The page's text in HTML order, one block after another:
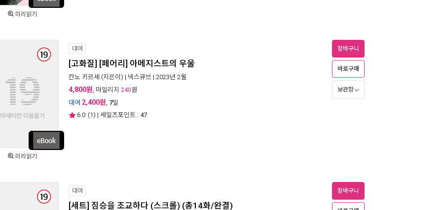
미리읽기
미리읽기
대여
[고화질] [페어리] 아메지스트의 우울
칸노 키르셰 (지은이) | 넥스큐브 | 2023년 2월
4,800원, 마일리지 240원
대여 2,400원, 7일
6.0 (1) | 세일즈포인트 : 47
장바구니
바로구매
보관함
대여
[세트] 짐승을 조교하다 (스크롤) (총14화/완결)
장바구니